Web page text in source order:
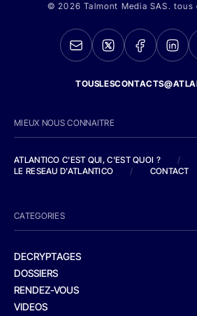
© 2026 Talmont Media SAS. tous
MIEUX NOUS CONNAITRE
ATLANTICO C'EST QUI, C'EST QUOI ?
/
LE RESEAU D'ATLANTICO
/ CONTACT
CATEGORIES
DECRYPTAGES
DOSSIERS
RENDEZ-VOUS
VIDEOS